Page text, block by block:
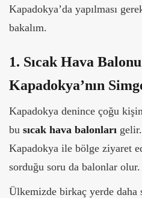
Kapadokya’da yapılması
bakalım.
1. Sıcak Hava
Kapadokya’nın
Kapadokya denince çoğu
bu sıcak hava balonları
Kapadokya ile bölge ziyaret
sorduğu soru da balonlar olur.
Ülkemizde birkaç yerde daha